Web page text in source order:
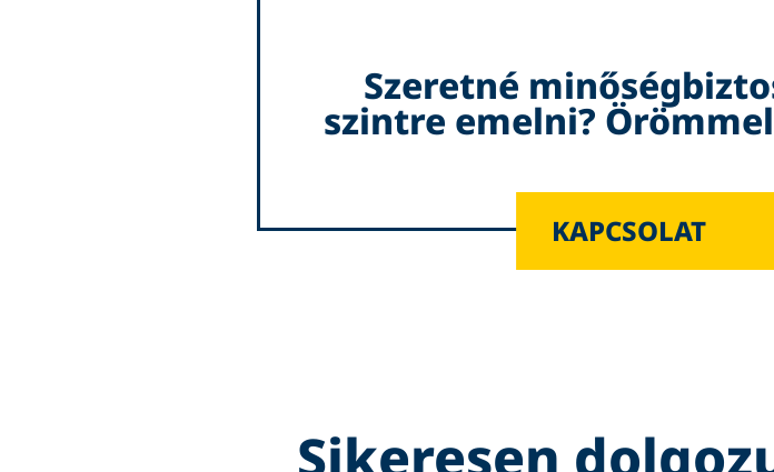
Szeretné
szintre emelni?
KAPCSOLAT
Sikeresen